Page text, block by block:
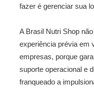
fazer é gerenciar sua
A Brasil Nutri Shop
experiência prévia em
empresas, porque
suporte operacional e
franqueado a